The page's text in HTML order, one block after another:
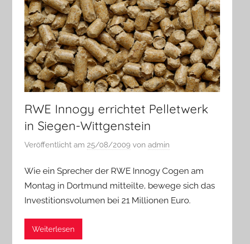
RWE Innogy errichtet Pelletwerk
in Siegen-Wittgenstein
Veröffentlicht am 25/08/2009 von admin
Wie ein Sprecher der RWE Innogy Cogen am
Montag in Dortmund mitteilte, bewege sich das
Investitionsvolumen bei 21 Millionen Euro.
Weiterlesen